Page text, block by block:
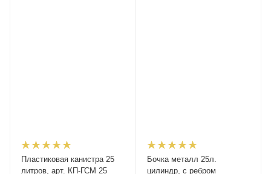
Пластиковая канистра 25
литров, арт. КП-ГСМ 25
Бочка металл 25л.
цилиндр, с ребром